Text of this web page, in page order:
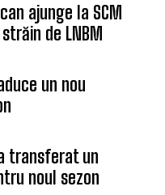
ajunge la SCM
de LNBM
un nou
transferat un
noul sezon